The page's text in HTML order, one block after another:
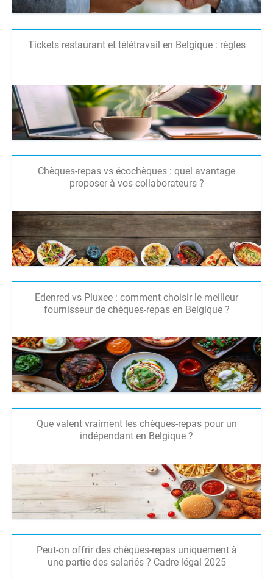
Tickets restaurant et télétravail en Belgique : règles
Chèques-repas vs écochèques : quel avantage
proposer à vos collaborateurs ?
Edenred vs Pluxee : comment choisir le meilleur
fournisseur de chèques-repas en Belgique ?
Que valent vraiment les chèques-repas pour un
indépendant en Belgique ?
Peut-on offrir des chèques-repas uniquement à
une partie des salariés ? Cadre légal 2025